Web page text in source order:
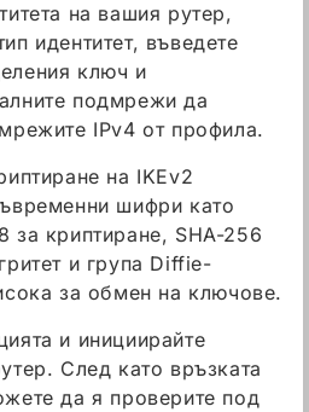
на вашия рутер,
идентитет, въведете
ключ и
подмрежи да
IPv4 от профила.
на IKEv2
шифри като
за криптиране, SHA-256
и група Diffie-
за обмен на ключове.
и инициирайте
След като връзката
да я проверите под